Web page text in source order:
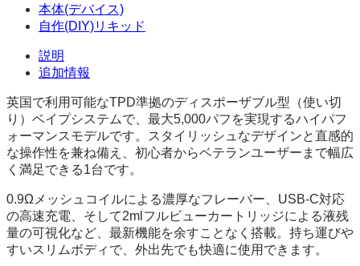
本体(デバイス)
自作(DIY)リキッド
説明
追加情報
英国で利用可能なTPD準拠のディスポーザブル型（使い切
り）ベイプシステムで、最大5,000パフを実現するハイパフ
ォーマンスモデルです。スタイリッシュなデザインと直感的
な操作性を兼ね備え、初心者からベテランユーザーまで幅広
く満足できる1台です。
0.9Ωメッシュコイルによる濃厚なフレーバー、USB-C対応
の高速充電、そして2mlフルビューカートリッジによる液残
量の可視化など、最新機能を余すことなく搭載。持ち運びや
すいスリムボディで、外出先でも快適に使用できます。